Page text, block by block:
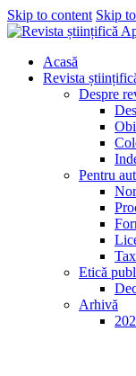
Skip to content Skip
Acasă
Revista
Despre
Pentru
Etică
Arhivă